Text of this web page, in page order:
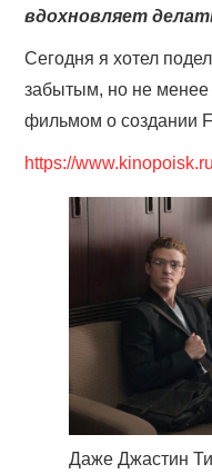
ВИДЕО
О БЛОГЕ
вдохновляет
Сегодня я хотел
забытым, но не
фильмом о создании
https://
Даже Джастин